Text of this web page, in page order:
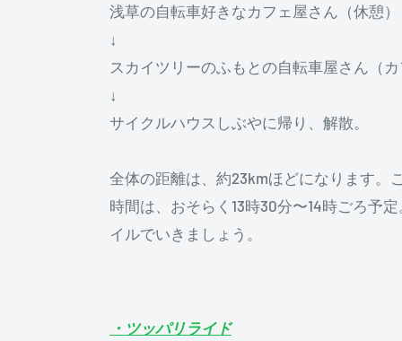
浅草の自転車好きなカフェ屋さん（休憩）
↓
スカイツリーのふもとの自転車屋さん（
↓
サイクルハウスしぶやに帰り、解散。
全体の距離は、約23kmほどになります。
時間は、おそらく13時30分〜14時ごろ予
イルでいきましょう。
・ツッパリライド